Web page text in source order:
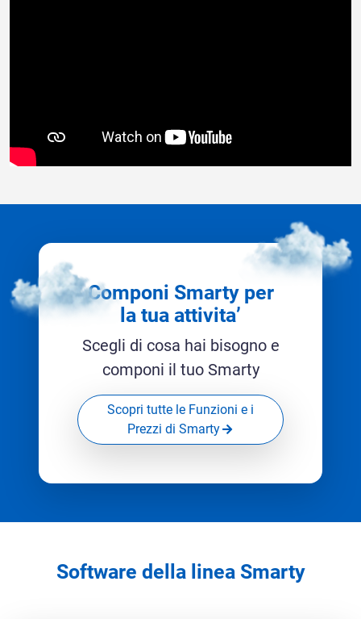
Componi Smarty per
la tua attivita’
Scegli di cosa hai bisogno e
componi il tuo Smarty
Scopri tutte le Funzioni e i
Prezzi di Smarty
Software della linea Smarty